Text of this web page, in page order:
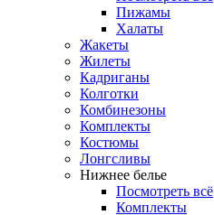
Пижамы
Халаты
Жакеты
Жилеты
Кадриганы
Колготки
Комбинезоны
Комплекты
Костюмы
Лонгсливы
Нижнее белье
Посмотреть всё
Комплекты